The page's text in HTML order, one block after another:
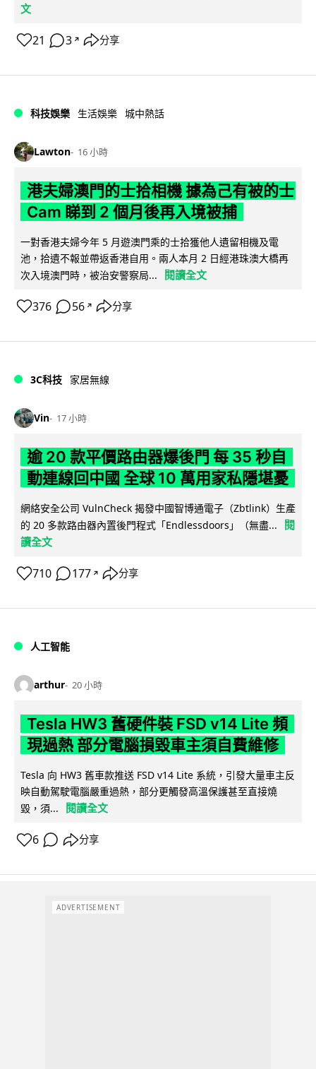
文
21 3 ↗ 分享
科技娛樂 生活娛樂 城中熱話
Lawton 16 小時
港夫婦澳門的士拾相機 據為己有被的士
Cam 睇到 2 個月後再入境被捕
一對香港夫婦今年 5 月遊澳門乘的士拾獲他人遺留相機及電
池，拾遺不報並帶返香港自用。兩人本月 2 日經港珠澳大橋再
次入境澳門時，被治安警察局...
閱讀全文
376 56 ↗ 分享
3C科技 家居無線
Vin 17 小時
逾 20 款平價路由器爆後門 每 35 秒自
動連線回中國 全球 10 萬用家私隱堪憂
網絡安全公司 VulnCheck 揭發中國智博通電子（Zbtlink）生產
的 20 多款路由器內置後門程式「Endlessdoors」（無盡...
閱
讀全文
710 177 ↗ 分享
人工智能
arthur 20 小時
Tesla HW3 舊硬件裝 FSD v14 Lite 頻
現過熱 部分電腦損毀車主須自費維修
Tesla 向 HW3 舊車款推送 FSD v14 Lite 系統，引發大量車主反
映自動駕駛電腦嚴重過熱，部分更觸發高溫保護甚至直接燒
毀，須...
閱讀全文
6 分享
ADVERTISEMENT